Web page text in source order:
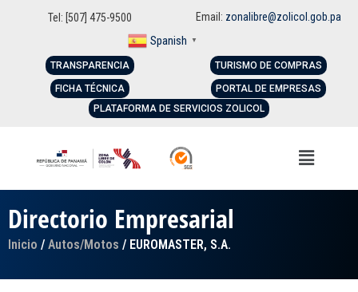
Tel: [507] 475-9500 Email: zonalibre@zolicol.gob.pa
Spanish ▼
TRANSPARENCIA
FICHA TÉCNICA
TURISMO DE COMPRAS
PORTAL DE EMPRESAS
PLATAFORMA DE SERVICIOS ZOLICOL
Directorio Empresarial
Inicio / Autos/Motos / EUROMASTER, S.A.